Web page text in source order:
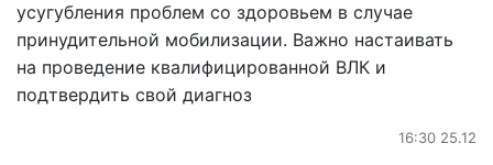
усугубления проблем со здоровьем в случае
принудительной мобилизации. Важно настаивать
на проведение квалифицированной ВЛК и
подтвердить свой диагноз
16:30 25.12